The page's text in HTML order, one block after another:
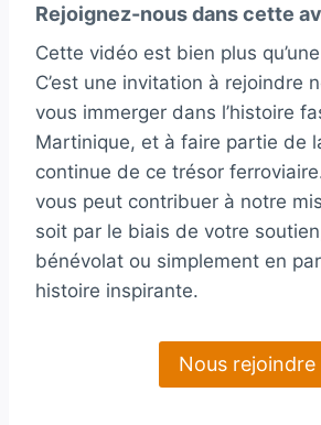
Rejoignez-nous dans cette
Cette vidéo est bien plus
C’est une invitation à rejoindre
vous immerger dans l’histoire
Martinique, et à faire partie de
continue de ce trésor
vous peut contribuer à notre
soit par le biais de votre
bénévolat ou simplement en
histoire inspirante.
Nous rejoindre